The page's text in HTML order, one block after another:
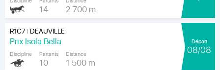
14 2 700 m
R1C7 | DEAUVILLE
Prix Isola Bella
Discipline Partants
10
Distance
1 500 m
Départ
08/08